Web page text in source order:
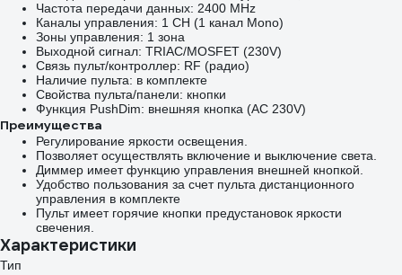
Частота передачи данных: 2400 MHz
Каналы управления: 1 CH (1 канал Mono)
Зоны управления: 1 зона
Выходной сигнал: TRIAC/MOSFET (230V)
Связь пульт/контроллер: RF (радио)
Наличие пульта: в комплекте
Свойства пульта/панели: кнопки
Функция PushDim: внешняя кнопка (AC 230V)
Преимущества
Регулирование яркости освещения.
Позволяет осуществлять включение и выключение света.
Диммер имеет функцию управления внешней кнопкой.
Удобство пользования за счет пульта дистанционного
управления в комплекте
Пульт имеет горячие кнопки предустановок яркости
свечения.
Характеристики
Тип